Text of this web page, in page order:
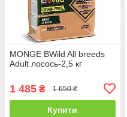
MONGE BWild All breeds
Adult лосось-2,5 кг
1 485 ₴ 1 650 ₴
Купити